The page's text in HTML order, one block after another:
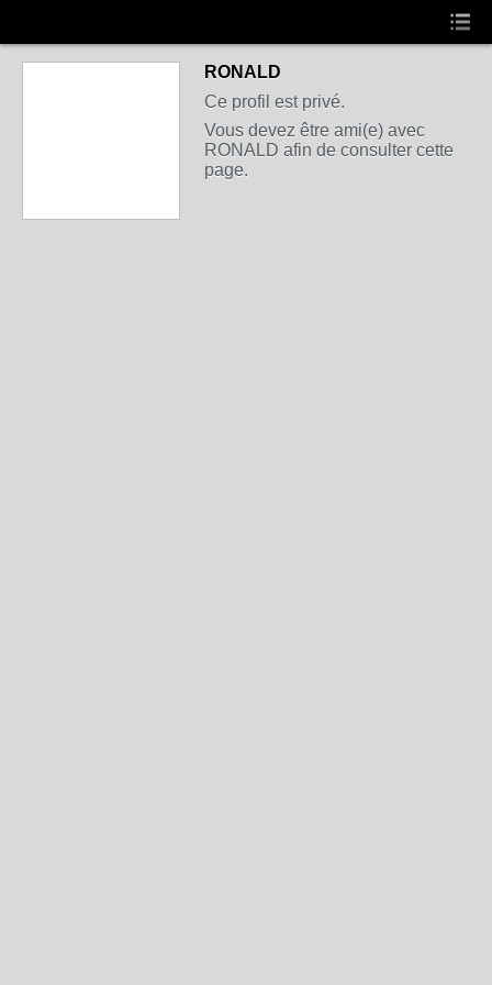
RONALD
Ce profil est privé.
Vous devez être ami(e) avec
RONALD afin de consulter cette
page.